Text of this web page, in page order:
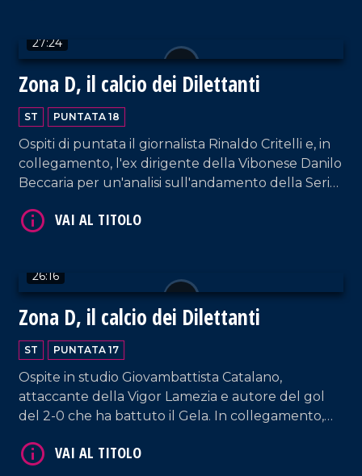
27:24
Zona D, il calcio dei Dilettanti
ST PUNTATA 18
Ospiti di puntata il giornalista Rinaldo Critelli e, in
collegamento, l'ex dirigente della Vibonese Danilo
Beccaria per un'analisi sull'andamento della Serie
26:16
Zona D, il calcio dei Dilettanti
ST PUNTATA 17
Ospite in studio Giovambattista Catalano,
attaccante della Vigor Lamezia e autore del gol
del 2-0 che ha battuto il Gela. In collegamento,
focus è sempre incentrato sulle squadre di serie
VAI AL TITOLO
VAI AL TITOLO